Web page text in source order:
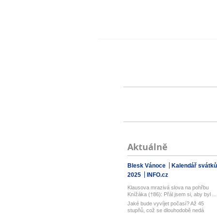
Aktuálně
Blesk Vánoce
Kalendář svátků
2025
INFO.cz
Klausova mrazivá slova na pohřbu
Knížáka (†86): Přál jsem si, aby byl ...
Jaké bude vyvíjet počasí? Až 45
stupňů, což se dlouhodobě nedá